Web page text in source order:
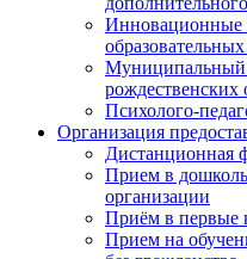
Инновационные
рождественских
Психолого-
Организация
Дистанционная
Прием в
организации
Приём в первые
Прием на